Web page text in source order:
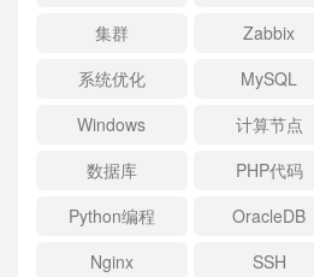
集群
Zabbix
系统优化
MySQL
Windows
计算节点
数据库
PHP代码
Python编程
OracleDB
Nginx
SSH